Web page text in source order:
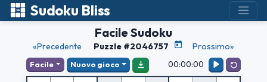
Sudoku Bliss
Facile Sudoku
«Precedente Puzzle #2046757 Prossimo»
Facile Nuovo gioco 00:00:00